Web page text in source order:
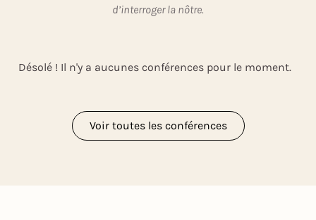
d’interroger la nôtre.
Désolé ! Il n'y a aucunes conférences pour le moment.
Voir toutes les conférences